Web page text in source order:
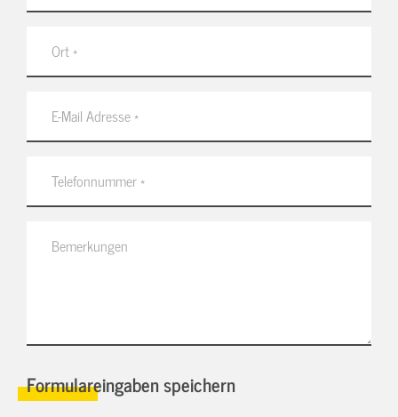
Formulareingaben speichern